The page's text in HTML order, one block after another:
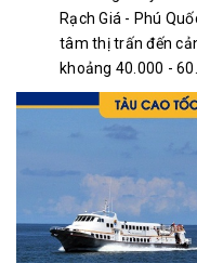
Rạch Giá - Phú
tâm thị trấn đến
khoảng 40.000 -